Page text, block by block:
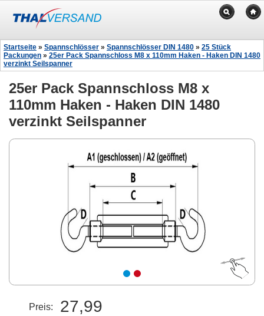
Startseite » Spannschlösser » Spannschlösser DIN 1480 » 25 Stück
Packungen » 25er Pack Spannschloss M8 x 110mm Haken - Haken DIN 1480
verzinkt Seilspanner
25er Pack Spannschloss M8 x
110mm Haken - Haken DIN 1480
verzinkt Seilspanner
Preis: 27,99